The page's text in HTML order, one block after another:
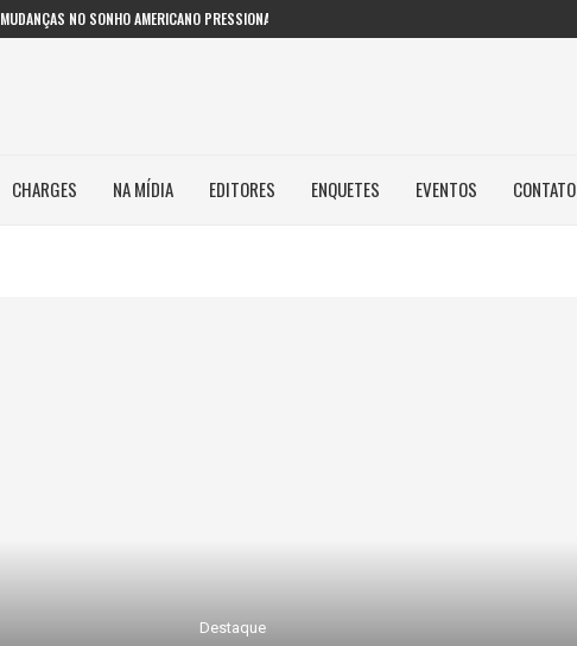
MUDANÇAS NO SONHO AMERICANO PRESSIONAM GESTORES PÚBLICOS NAS...
CHARGES NA MÍDIA EDITORES ENQUETES EVENTOS CONTATO
Destaque